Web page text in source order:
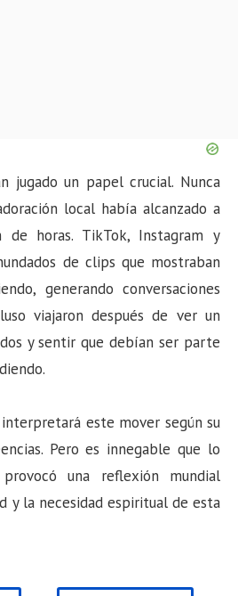
jugado un papel crucial. Nunca
local había alcanzado a
de horas. TikTok, Instagram y
de clips que mostraban
generando conversaciones
viajaron después de ver un
y sentir que debían ser parte
este mover según su
Pero es innegable que lo
una reflexión mundial
y la necesidad espiritual de esta